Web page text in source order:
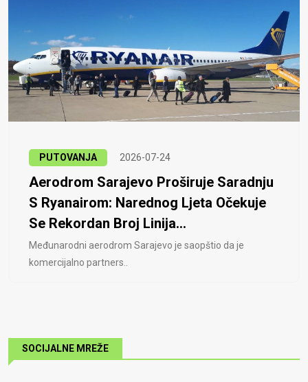
PUTOVANJA 2026-07-24
Aerodrom Sarajevo Proširuje Saradnju
S Ryanairom: Narednog Ljeta Očekuje
Se Rekordan Broj Linija...
Međunarodni aerodrom Sarajevo je saopštio da je
komercijalno partners..
SOCIJALNE MREŽE